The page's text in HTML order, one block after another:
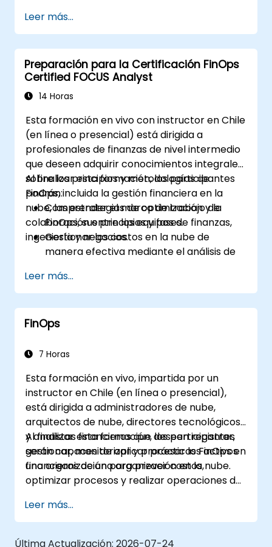
costos, la gestión presupuestaria y la
elaboración de informes.
Desarrollar habilidades prácticas para
aplicar estrategias de FinOps en
escenarios del mundo real.
Prepararse para completar
Professional.
Leer más...
Preparación para la Certificación FinOps
Certified FOCUS Analyst
14 Horas
Esta formación en vivo con instructor en Chile
(en línea o presencial) está dirigida a
profesionales de finanzas de nivel intermedio
que deseen adquirir conocimientos integrales
sobre los principios y metodologías de
FinOps, incluida la gestión financiera en la
nube, las estrategias de optimización y la
colaboración entre los equipos de finanzas,
ingeniería y negocios.
Al finalizar esta formación, los participantes
podrán:
Comprender el marco de trabajo de
FinOps, sus principios y fases.
Gestionar los costos en la nube de
manera efectiva mediante el análisis de
Colaborar entre finanzas, ingeniería y
unidades de negocio para alinear el gasto
en la nube.
Utilizar herramientas de FinOps para la
optimización.
certificación FinOps Certified FOCUS
Analyst.
Leer más...
FinOps
7 Horas
Esta formación en vivo, impartida por un
instructor en Chile (en línea o presencial),
está dirigida a administradores de nube,
arquitectos de nube, directores tecnológicos
y analistas financieros que deseen registrar,
gestionar, monitorizar y procesar los activos
financieros de una organización en la nube.
Al finalizar esta formación, los participantes
serán capaces de aplicar prácticas FinOps en
una organización para prever costos,
optimizar procesos y realizar operaciones de
Leer más...
Última Actualización: 2026-07-24